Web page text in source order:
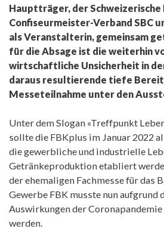
Hauptträger, der Schweizerische
Confiseurmeister-Verband SBC
als Veranstalterin, gemeinsam
für die Absage ist die weiterhin
wirtschaftliche Unsicherheit in
daraus resultierende tiefe
Messeteilnahme unter den
Unter dem Slogan «Treffpunkt
sollte die FBKplus im Januar 2022
die gewerbliche und industrielle
Getränkeproduktion etabliert
der ehemaligen Fachmesse für das
Gewerbe FBK musste nun
Auswirkungen der
werden.